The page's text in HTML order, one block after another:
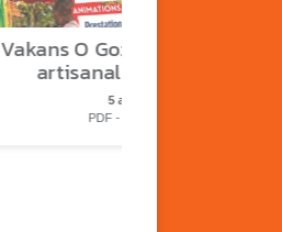
Vakans O Gozyé : le village
artisanal du Gosier
5 août
PDF - 1.2 Mio